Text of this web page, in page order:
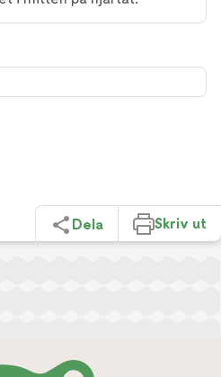
Dela Skriv ut